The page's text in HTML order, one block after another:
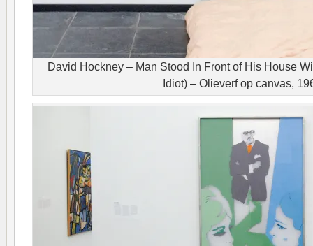
David Hockney – Man Stood In Front of His House
Idiot) – Olieverf op canvas,